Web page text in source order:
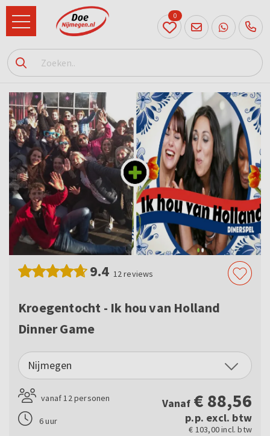
024
204
20 31
0
9.4 12reviews
Kroegentocht - Ik hou van Holland
Dinner Game
Nijmegen
vanaf 12 personen
6 uur
Vanaf € 88,56
p.p. excl. btw
€ 103,00 incl. btw